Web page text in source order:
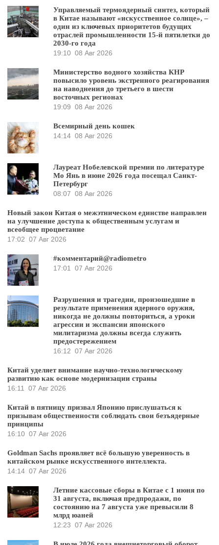
Управляемый термоядерный синтез, который
в Китае называют «искусственное солнце», –
один из ключевых приоритетов будущих
отраслей промышленности 15-й пятилетки до
2030-го года
19:10 08 Авг 2026
Министерство водного хозяйства КНР
повысило уровень экстренного реагирования
на наводнения до третьего в шести
восточных регионах
19:09 08 Авг 2026
Всемирный день кошек
14:14 08 Авг 2026
Лауреат Нобелевской премии по литературе
Мо Янь в июне 2026 года посещал Санкт-
Петербург
08:07 08 Авг 2026
Новый закон Китая о межэтническом единстве направлен
на улучшение доступа к общественным услугам и
всеобщее процветание
17:02 07 Авг 2026
#комментарий@radiometro
17:01
07 Авг 2026
Разрушения и трагедии, произошедшие в
результате применения ядерного оружия,
никогда не должны повториться, а уроки
агрессии и экспансии японского
милитаризма должны всегда служить
предостережением
16:12 07 Авг 2026
Китай уделяет внимание научно-технологическому
развитию как основе модернизации страны
16:11
07 Авг 2026
Китай в пятницу призвал Японию прислушаться к
призывам общественности соблюдать свои безъядерные
принципы
16:10 07 Авг 2026
Goldman Sachs проявляет всё большую уверенность в
китайском рынке искусственного интеллекта.
14:14 07 Авг 2026
Летние кассовые сборы в Китае с 1 июня по
31 августа, включая предпродажи, по
состоянию на 7 августа уже превысили 8
млрд юаней
12:23 07 Авг 2026